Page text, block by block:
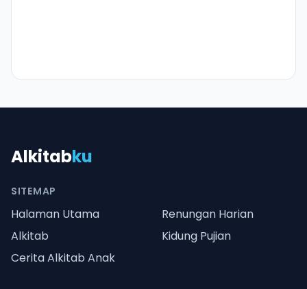
Alkitabku
SITEMAP
Halaman Utama
Renungan Harian
Alkitab
Kidung Pujian
Cerita Alkitab Anak